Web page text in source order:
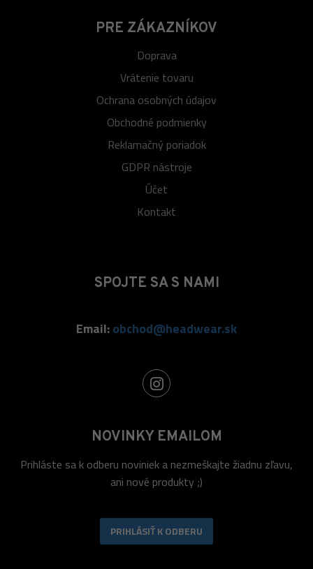
PRE ZÁKAZNÍKOV
Doprava
Vrátenie tovaru
Ochrana osobných údajov
Obchodné podmienky
Reklamačný poriadok
GDPR nástroje
Účet
Kontakt
SPOJTE SA S NAMI
Email:obchod@headwear.sk
NOVINKY EMAILOM
Prihláste sa k odberu noviniek a nezmeškajte žiadnu zľavu,
ani nové produkty ;)
PRIHLÁSIŤ K ODBERU